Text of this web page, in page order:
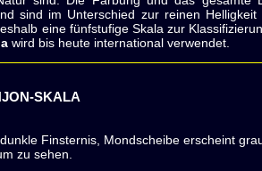
sind im Unterschied zur reinen
eine fünfstufige Skala zur
wird bis heute international verwendet.
SKALA
Finsternis, Mondscheibe erscheint
zu sehen.